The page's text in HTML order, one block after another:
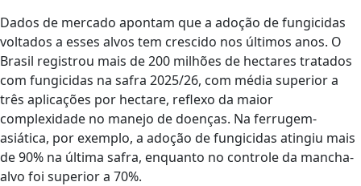
Dados de mercado apontam que a adoção de fungicidas
voltados a esses alvos tem crescido nos últimos anos. O
Brasil registrou mais de 200 milhões de hectares tratados
com fungicidas na safra 2025/26, com média superior a
três aplicações por hectare, reflexo da maior
complexidade no manejo de doenças. Na ferrugem-
asiática, por exemplo, a adoção de fungicidas atingiu mais
de 90% na última safra, enquanto no controle da mancha-
alvo foi superior a 70%.